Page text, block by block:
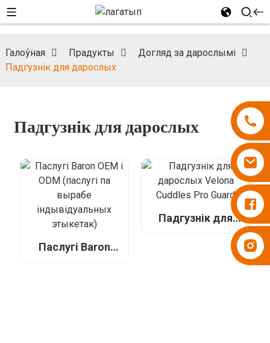
Падгузнікі Бесупер
Галоўная Прадукты
Догляд за дарослымі
Падгузнік для дарослых
Падгузнік для дарослых
Паслугі Baron
Падгузнік для
дарослых Velona
Cuddles Pro Guard